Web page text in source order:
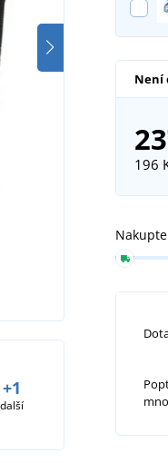
+1
další
Není
196